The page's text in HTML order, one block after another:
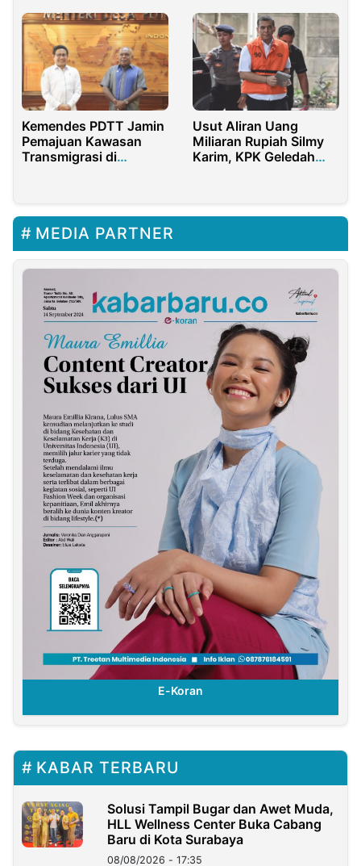
Kemendes PDTT Jamin
Pemajuan Kawasan
Transmigrasi di
Usut Aliran Uang
Miliaran Rupiah Silmy
Karim, KPK Geledah
MEDIA PARTNER
E-Koran
KABAR TERBARU
Solusi Tampil Bugar dan Awet Muda,
HLL Wellness Center Buka Cabang
Baru di Kota Surabaya
08/08/2026 - 17:35